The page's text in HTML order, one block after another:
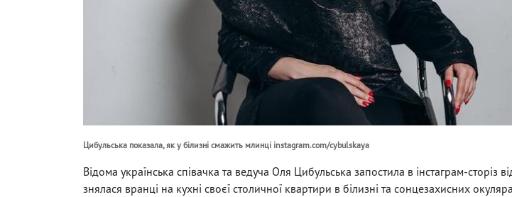
Цибульська показала, як у білизні смажить млинці instagram.com/cybulskaya
Відома українська співачка та ведуча Оля Цибульська запостила в інстаграм-сторіз
знялася вранці на кухні своєї столичної квартири в білизні та сонцезахисних